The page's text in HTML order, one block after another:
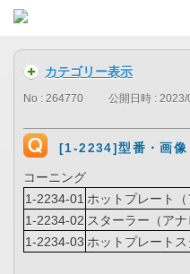
カテゴリー表示
No : 264770 公開日時 :
[1-2234]型番・画像
コーニング
1-2234-01 ホットプレート
1-2234-02 スターラー（ア
1-2234-03 ホットプレート